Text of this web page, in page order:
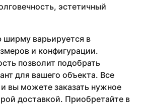
эстетичный
ширму варьируется в
и конфигурации.
позволит подобрать
для вашего объекта. Все
вы можете заказать нужное
доставкой. Приобретайте в